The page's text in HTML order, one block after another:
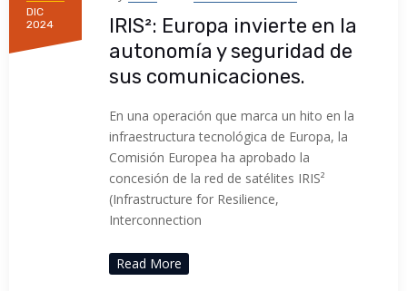
DIC
2024
IRIS²: Europa invierte en la
autonomía y seguridad de
sus comunicaciones.
En una operación que marca un hito en la
infraestructura tecnológica de Europa, la
Comisión Europea ha aprobado la
concesión de la red de satélites IRIS²
(Infrastructure for Resilience,
Interconnection
Read More